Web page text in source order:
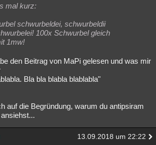
mal kurz:
schwurbeldei, schwurbeldii
100x Schwurbel gleich
1mw!
den Beitrag von MaPi gelesen und was mir
Bla bla blabla blablabla"
auf die Begründung, warum du antipsiram
13.09.2018 um 22:22